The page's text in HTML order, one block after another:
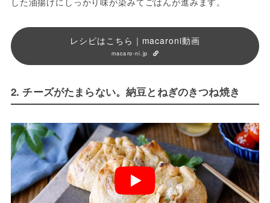
レシピはこちら｜macaroni動画
macaro-ni.jp
2. チーズがたまらない。納豆とねぎのきつね焼き